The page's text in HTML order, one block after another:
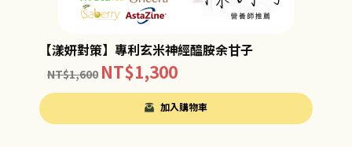
【漾妍對策】專利玄米神經醯胺余甘子
NT$1,600 NT$1,300
加入購物車